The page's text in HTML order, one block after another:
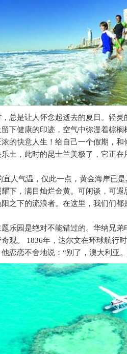
总是让人怀念起逝去的夏日。轻
下健康的印迹，空气中弥漫着棕
的快意人生！给自己一个假期，
土，此时的昆士兰美极了，它正在
宜人气温，仅此一点，黄金海岸已
下，满目灿烂金黄。可闲谈，可
之下的流浪者。在这里，我们们
乐园是绝对不能错过的。华纳兄
观。
1836年，达尔文在环球航行
恋恋不舍地说：“别了，澳大利亚